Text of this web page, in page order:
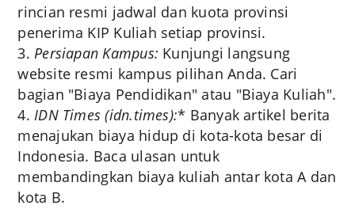
rincian resmi jadwal dan kuota provinsi
penerima KIP Kuliah setiap provinsi.
Persiapan Kampus: Kunjungi langsung
website resmi kampus pilihan Anda. Cari
bagian "Biaya Pendidikan" atau "Biaya Kuliah".
IDN Times (idn.times):* Banyak artikel berita
menajukan biaya hidup di kota-kota besar di
Indonesia. Baca ulasan untuk
membandingkan biaya kuliah antar kota A dan
kota B.